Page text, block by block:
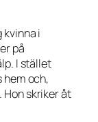
kvinna i
på
I stället
hem och,
skriker åt